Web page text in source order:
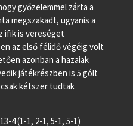
győzelemmel zárta a
megszakadt, ugyanis a
ifik is vereséget
az első félidő végéig volt
azonban a hazaiak
játékrészben is 5 gólt
kétszer tudtak
4 (1-1, 2-1, 5-1, 5-1)